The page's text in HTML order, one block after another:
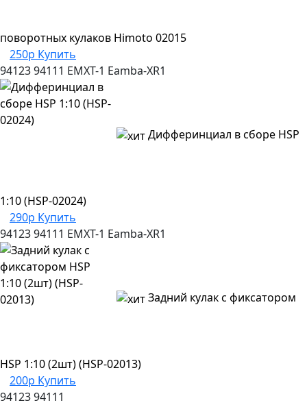
поворотных кулаков Himoto 02015
250р Купить
9412394111 EMXT-1 Eamba-XR1
Дифферинциал в сборе HSP
1:10 (HSP-02024)
290р Купить
9412394111 EMXT-1 Eamba-XR1
Задний кулак с фиксатором
HSP 1:10 (2шт) (HSP-02013)
200р Купить
9412394111